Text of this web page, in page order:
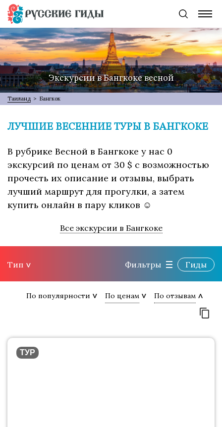
Экскурсии в Бангкоке весной
Таиланд > Бангкок
ЛУЧШИЕ ВЕСЕННИЕ ТУРЫ В БАНГКОКЕ
В рубрике Весной в Бангкоке у нас 0
экскурсий по ценам от 30 $ с возможностью
прочесть их описание и отзывы, выбрать
лучший маршрут для прогулки, а затем
купить онлайн в пару кликов ☺
Все экскурсии в Бангкоке
Тип Фильтры Гиды
По популярности По ценам По отзывам
ТУР